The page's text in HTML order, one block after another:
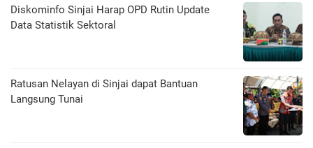
Diskominfo Sinjai Harap OPD Rutin Update
Data Statistik Sektoral
Ratusan Nelayan di Sinjai dapat Bantuan
Langsung Tunai